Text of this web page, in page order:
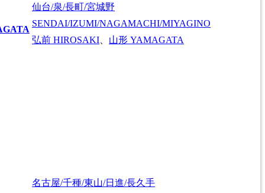
仙台/泉/長町/宮城野
SENDAI/IZUMI/NAGAMACHI/MIYAGINO
弘前 HIROSAKI 山形 YAMAGATA
名古屋/千種/東山/日進/長久手